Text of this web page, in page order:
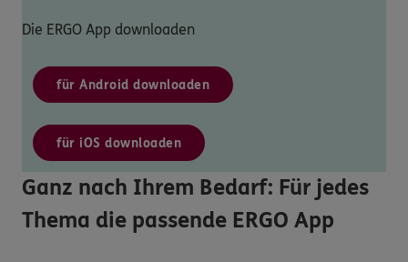
Die ERGO App downloaden
für Android downloaden
für iOS downloaden
Ganz nach Ihrem Bedarf: Für jedes
Thema die passende ERGO App